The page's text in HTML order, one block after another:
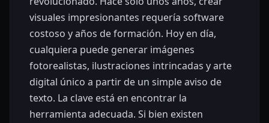
visuales impresionantes requería software
costoso y años de formación. Hoy en día,
cualquiera puede generar imágenes
fotorealistas, ilustraciones intrincadas y arte
digital único a partir de un simple aviso de
texto. La clave está en encontrar la
herramienta adecuada. Si bien existen